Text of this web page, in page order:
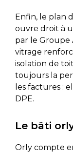
Enfin, le plan
ouvre droit à
par le Groupe
vitrage
isolation de
toujours la
les factures :
DPE.
Le bâti
Orly compte